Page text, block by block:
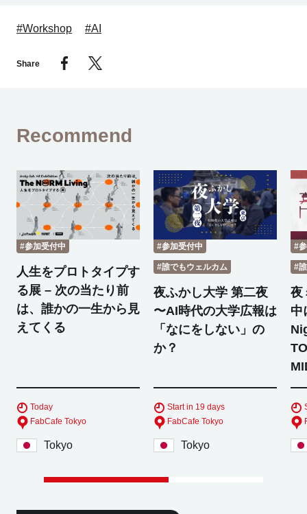
#Workshop #AI
Share
Recommend
#参加受付中
人生をプロトタイプす
る展 – 次の当たり前
は、誰かの一生から見
えてくる
Today
FabCafe Tokyo
Tokyo
#参加受付中
#誰でもウェルカム
夜ふかし大学 第二夜
〜AI時代の大学広報は
「なにをしない」の
か？
Start in 19 days
FabCafe Tokyo
Tokyo
#
#
夜
中